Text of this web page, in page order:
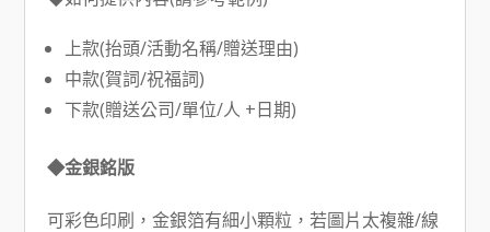
上款(抬頭/活動名稱/贈送理由)
中款(賀詞/祝福詞)
下款(贈送公司/單位/人 +日期)
◆金銀銘版
可彩色印刷，金銀箔有細小顆粒，若圖片太複雜/線